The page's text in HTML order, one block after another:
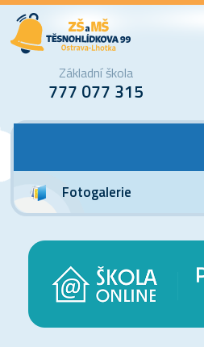
Základní škola
777 077 315
Fotogalerie